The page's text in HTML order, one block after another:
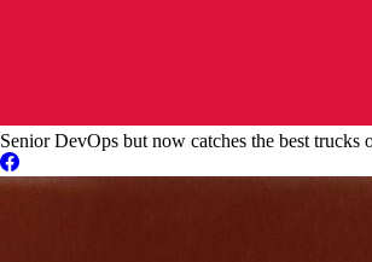
Senior DevOps but now catches the best trucks